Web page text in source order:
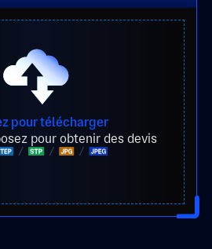
pour télécharger
pour obtenir des devis